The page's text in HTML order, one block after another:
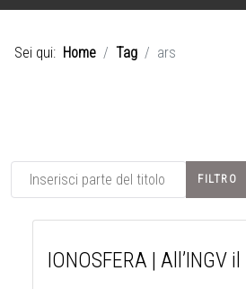
Sei qui: Home Tag ars
Inserisci parte del titolo FILTRO
IONOSFERA | All’INGV